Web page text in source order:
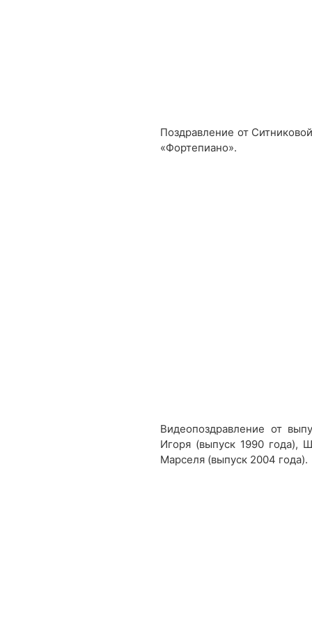
Поздравление от
«Фортепиано».
Видеопоздравление от
Игоря (выпуск 1990 года),
Марселя (выпуск 2004 года).